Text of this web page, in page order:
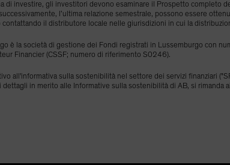
investire, gli investitori devono esaminare il Prospetto completo
l’ultima relazione semestrale, possono essere
contattando il distributore locale nelle giurisdizioni in cui la
è la società di gestione dei Fondi registrati in Lussemburgo con
Financier (CSSF; numero di riferimento S0246).
all'informativa sulla sostenibilità nel settore dei servizi finanziari
in merito alle Informative sulla sostenibilità di AB, si rimanda